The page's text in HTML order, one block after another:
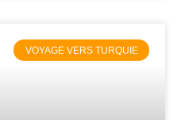
VOYAGE VERS TURQUIE